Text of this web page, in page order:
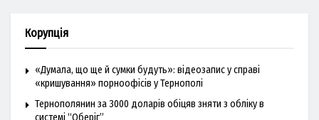
Корупція
«Думала, що ще й сумки будуть»: відеозапис у справі
«кришування» порноофісів у Тернополі
Тернополянин за 3000 доларів обіцяв зняти з обліку в